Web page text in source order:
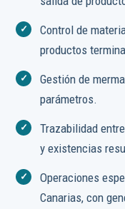
Control de
productos
Gestión de
parámetros.
Trazabilidad
y existencias
Operaciones
Canarias, con